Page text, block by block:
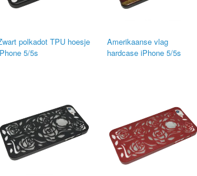
polkadot TPU hoesje
5/5s
Amerikaanse vlag
hardcase iPhone 5/5s